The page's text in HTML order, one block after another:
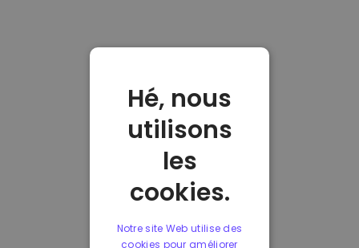
Hé, nous
utilisons
les
cookies.
Notre site Web utilise des
cookies pour améliorer